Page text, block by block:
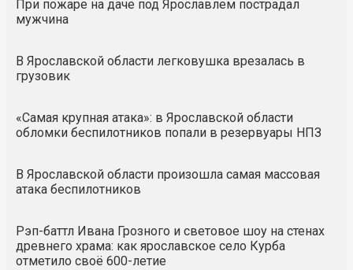
При пожаре на даче под Ярославлем пострадал
мужчина
В Ярославской области легковушка врезалась в
грузовик
«Самая крупная атака»: в Ярославской области
обломки беспилотников попали в резервуары НПЗ
В Ярославской области произошла самая массовая
атака беспилотников
Рэп-баттл Ивана Грозного и световое шоу на стенах
древнего храма: как ярославское село Курба
отметило своё 600-летие